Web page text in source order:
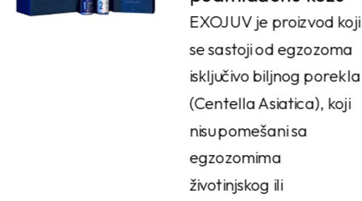
EXOJUV je proizvod koji
se sastoji od egzozoma
isključivo biljnog porekla
(Centella Asiatica), koji
nisu pomešani sa
egzozomima
životinjskog ili